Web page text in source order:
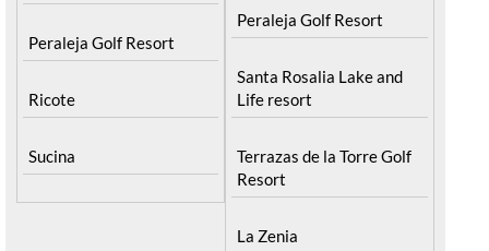
Peraleja Golf Resort
Ricote
Sucina
Peraleja Golf Resort
Santa Rosalia Lake and
Life resort
Terrazas de la Torre Golf
Resort
La Zenia